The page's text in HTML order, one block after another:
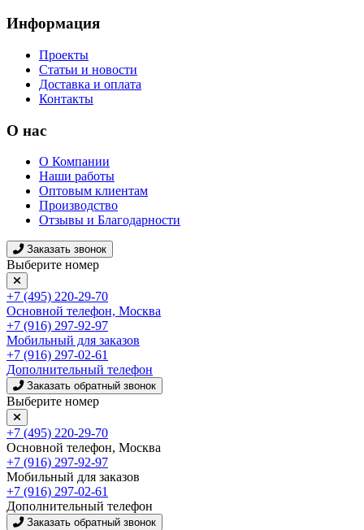
Информация
Проекты
Статьи и новости
Доставка и оплата
Контакты
О нас
О Компании
Наши работы
Оптовым клиентам
Производство
Отзывы и Благодарности
Заказать звонок
Выберите номер
+7 (495) 220-29-70
Основной телефон, Москва
+7 (916) 297-92-97
Мобильный для заказов
+7 (916) 297-02-61
Дополнительный телефон
Заказать обратный звонок
Выберите номер
+7 (495) 220-29-70
Основной телефон, Москва
+7 (916) 297-92-97
Мобильный для заказов
+7 (916) 297-02-61
Дополнительный телефон
Заказать обратный звонок